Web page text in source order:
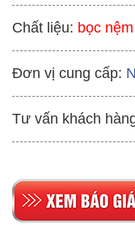
Chất liệu: bọc nệm
Đơn vị cung cấp:
Tư vấn khách